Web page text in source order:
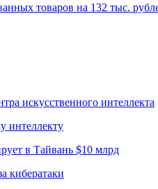
товаров на 132 тыс.
искусственного интеллекта
интеллекту
в Тайвань $10 млрд
кибератаки